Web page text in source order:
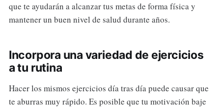
que te ayudarán a alcanzar tus metas de forma física y
mantener un buen nivel de salud durante años.
Incorpora una variedad de ejercicios
a tu rutina
Hacer los mismos ejercicios día tras día puede causar que
te aburras muy rápido. Es posible que tu motivación baje